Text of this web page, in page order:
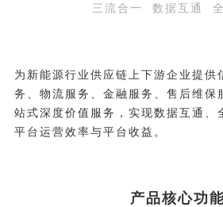
三流合一 数据互通
为新能源行业供应链上下游企业提供
务、物流服务、金融服务、售后维保
站式深度价值服务，实现数据互通、
平台运营效率与平台收益。
产品核心功